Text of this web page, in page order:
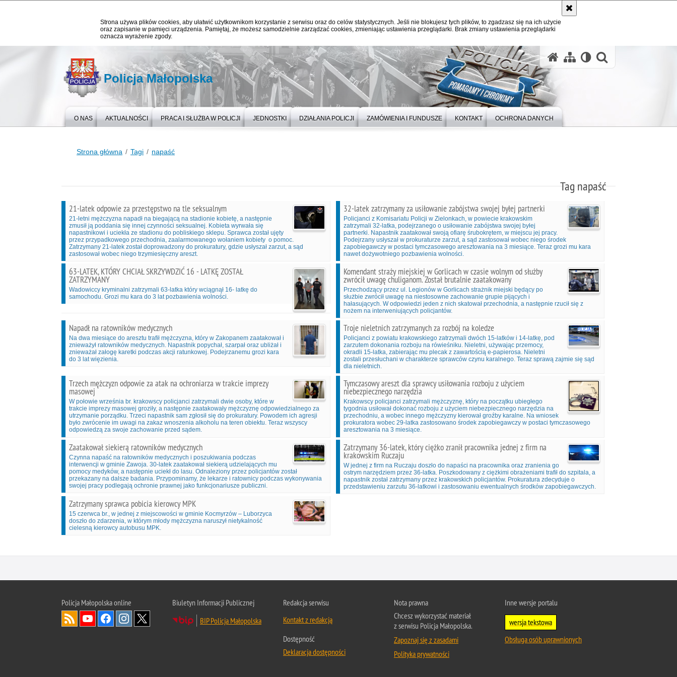
Strona używa plików cookies, aby ułatwić użytkownikom korzystanie z serwisu oraz do celów statystycznych. Jeśli nie blokujesz tych plików, to zgadzasz się na ich użycie
oraz zapisanie w pamięci urządzenia. Pamiętaj, że możesz samodzielnie zarządzać cookies, zmieniając ustawienia przeglądarki. Brak zmiany ustawienia przeglądarki
oznacza wyrażenie zgody.
Policja Małopolska
O NAS AKTUALNOŚCI PRACA I SŁUŻBA W POLICJI JEDNOSTKI DZIAŁANIA POLICJI ZAMÓWIENIA I FUNDUSZE KONTAKT OCHRONA DANYCH
Strona główna Tagi napaść
Tag napaść
21-latek odpowie za przestępstwo na tle seksualnym
21-letni mężczyzna napadł na biegającą na stadionie kobietę, a następnie
zmusił ją poddania się innej czynności seksualnej. Kobieta wyrwała się
napastnikowi i uciekła ze stadionu do pobliskiego sklepu. Sprawca został ujęty
przez przypadkowego przechodnia, zaalarmowanego wołaniem kobiety o pomoc.
Zatrzymany 21-latek został doprowadzony do prokuratury, gdzie usłyszał zarzut, a sąd
zastosował wobec niego trzymiesięczny areszt.
32-latek zatrzymany za usiłowanie zabójstwa swojej byłej partnerki
Policjanci z Komisariatu Policji w Zielonkach, w powiecie krakowskim
zatrzymali 32-latka, podejrzanego o usiłowanie zabójstwa swojej byłej
partnerki. Napastnik zaatakował swoją ofiarę śrubokrętem, w miejscu jej pracy.
Podejrzany usłyszał w prokuraturze zarzut, a sąd zastosował wobec niego środek
zapobiegawczy w postaci tymczasowego aresztowania na 3 miesiące. Teraz grozi mu kara
nawet dożywotniego pozbawienia wolności.
63-LATEK, KTÓRY CHCIAŁ SKRZYWDZIĆ 16 - LATKĘ ZOSTAŁ
ZATRZYMANY
Wadowiccy kryminalni zatrzymali 63-latka który wciągnął 16- latkę do
samochodu. Grozi mu kara do 3 lat pozbawienia wolności.
Komendant straży miejskiej w Gorlicach w czasie wolnym od służby
zwrócił uwagę chuliganom. Został brutalnie zaatakowany
Przechodzący przez ul. Legionów w Gorlicach strażnik miejski będący po
służbie zwrócił uwagę na niestosowne zachowanie grupie pijących i
hałasujących. W odpowiedzi jeden z nich skatował przechodnia, a następnie rzucił się z
nożem na interweniujących policjantów.
Napadł na ratowników medycznych
Na dwa miesiące do aresztu trafił mężczyzna, który w Zakopanem zaatakował i
znieważył ratowników medycznych. Napastnik popychał, szarpał oraz ubliżał i
znieważał załogę karetki podczas akcji ratunkowej. Podejrzanemu grozi kara
do 3 lat więzienia.
Troje nieletnich zatrzymanych za rozbój na koledze
Policjanci z powiatu krakowskiego zatrzymali dwóch 15-latków i 14-latkę, pod
zarzutem dokonania rozboju na rówieśniku. Nieletni, używając przemocy,
okradli 15-latka, zabierając mu plecak z zawartością e-papierosa. Nieletni
zostali przesłuchani w charakterze sprawców czynu karalnego. Teraz sprawą zajmie się sąd
dla nieletnich.
Trzech mężczyzn odpowie za atak na ochroniarza w trakcie imprezy
masowej
W połowie września br. krakowscy policjanci zatrzymali dwie osoby, które w
trakcie imprezy masowej groziły, a następnie zaatakowały mężczyznę odpowiedzialnego za
utrzymanie porządku. Trzeci napastnik sam zgłosił się do prokuratury. Powodem ich agresji
było zwrócenie im uwagi na zakaz wnoszenia alkoholu na teren obiektu. Teraz wszyscy
odpowiedzą za swoje zachowanie przed sądem.
Tymczasowy areszt dla sprawcy usiłowania rozboju z użyciem
niebezpiecznego narzędzia
Krakowscy policjanci zatrzymali mężczyznę, który na początku ubiegłego
tygodnia usiłował dokonać rozboju z użyciem niebezpiecznego narzędzia na
przechodniu, a wobec innego mężczyzny kierował groźby karalne. Na wniosek
prokuratora wobec 29-latka zastosowano środek zapobiegawczy w postaci tymczasowego
aresztowania na 3 miesiące.
Zaatakował siekierą ratowników medycznych
Czynna napaść na ratowników medycznych i poszukiwania podczas
interwencji w gminie Zawoja. 30-latek zaatakował siekierą udzielających mu
pomocy medyków, a następnie uciekł do lasu. Odnaleziony przez policjantów został
przekazany na dalsze badania. Przypominamy, że lekarze i ratownicy podczas wykonywania
swojej pracy podlegają ochronie prawnej jako funkcjonariusze publiczni.
Zatrzymany 36-latek, który ciężko zranił pracownika jednej z firm na
krakowskim Ruczaju
W jednej z firm na Ruczaju doszło do napaści na pracownika oraz zranienia go
ostrym narzędziem przez 36-latka. Poszkodowany z ciężkimi obrażeniami trafił do szpitala, a
napastnik został zatrzymany przez krakowskich policjantów. Prokuratura zdecyduje o
przedstawieniu zarzutu 36-latkowi i zastosowaniu ewentualnych środków zapobiegawczych.
Zatrzymany sprawca pobicia kierowcy MPK
15 czerwca br., w jednej z miejscowości w gminie Kocmyrzów – Luborzyca
doszło do zdarzenia, w którym młody mężczyzna naruszył nietykalność
cielesną kierowcy autobusu MPK.
Policja Małopolska online
Biuletyn Informacji Publicznej
BIP Policja Małopolska
Redakcja serwisu
Kontakt z redakcją
Dostępność
Deklaracja dostępności
Nota prawna
Chcesz wykorzystać materiał
z serwisu Policja Małopolska.
Zapoznaj się z zasadami
Polityka prywatności
Inne wersje portalu
wersja tekstowa
Obsługa osób uprawnionych